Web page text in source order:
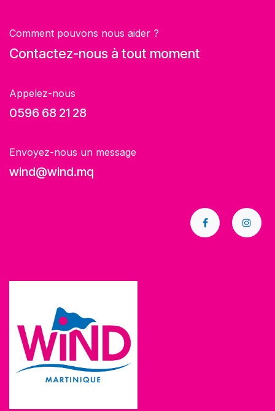
Comment pouvons nous aider ?
Contactez-nous à tout moment
Appelez-nous
0596 68 21 28
Envoyez-nous un message
wind@wind.mq